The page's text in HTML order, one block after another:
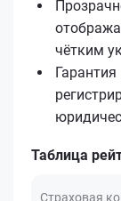
чётким
Таблица
Страховая